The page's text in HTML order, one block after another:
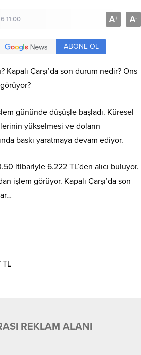
11:00 A+ A-
ABONE OL
Kapalı Çarşı’da son durum nedir? Ons
gününde düşüşle başladı. Küresel
yükselmesi ve doların
baskı yaratmaya devam ediyor.
itibariyle 6.222 TL’den alıcı buluyor.
işlem görüyor. Kapalı Çarşı’da son
TL
REKLAM ALANI